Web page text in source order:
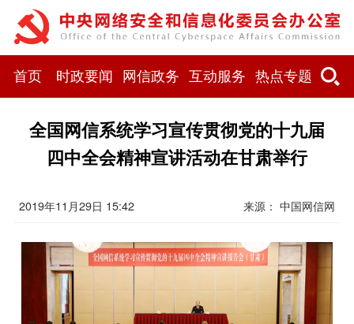
首页 时政要闻 网信政务 互动服务 热点专题
全国网信系统学习宣传贯彻党的十九届
四中全会精神宣讲活动在甘肃举行
2019年11月29日 15:42 来源： 中国网信网